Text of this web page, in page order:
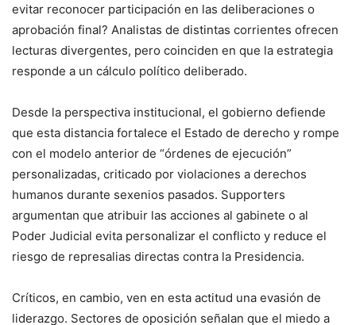
evitar reconocer participación en las deliberaciones o
aprobación final? Analistas de distintas corrientes ofrecen
lecturas divergentes, pero coinciden en que la estrategia
responde a un cálculo político deliberado.
Desde la perspectiva institucional, el gobierno defiende
que esta distancia fortalece el Estado de derecho y rompe
con el modelo anterior de “órdenes de ejecución”
personalizadas, criticado por violaciones a derechos
humanos durante sexenios pasados. Supporters
argumentan que atribuir las acciones al gabinete o al
Poder Judicial evita personalizar el conflicto y reduce el
riesgo de represalias directas contra la Presidencia.
Críticos, en cambio, ven en esta actitud una evasión de
liderazgo. Sectores de oposición señalan que el miedo a